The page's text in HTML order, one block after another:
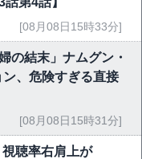
[08月08日15時33分]
の結末」ナムグン・
、危険すぎる直接
[08月08日15時31分]
聴率右肩上が